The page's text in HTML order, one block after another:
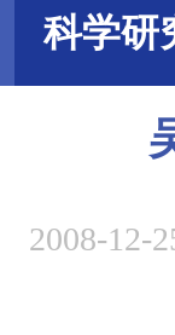
科学研
2008-12-